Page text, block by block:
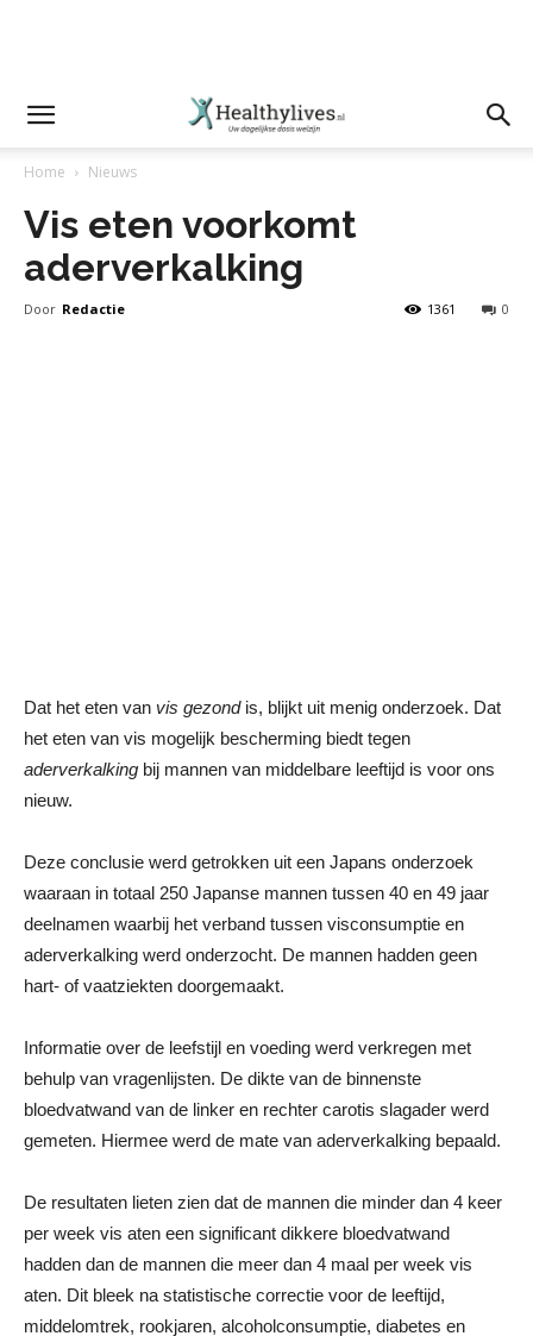
Home Nieuws
Vis eten voorkomt
aderverkalking
Door Redactie 0
1361
Dat het eten van vis gezondis, blijkt uit menig onderzoek. Dat
het eten van vis mogelijk bescherming biedt tegen
aderverkalking bij mannen van middelbare leeftijd is voor ons
nieuw.
Deze conclusie werd getrokken uit een Japans onderzoek
waaraan in totaal 250 Japanse mannen tussen 40 en 49 jaar
deelnamen waarbij het verband tussen visconsumptie en
aderverkalking werd onderzocht. De mannen hadden geen
hart- of vaatziekten doorgemaakt.
Informatie over de leefstijl en voeding werd verkregen met
behulp van vragenlijsten. De dikte van de binnenste
bloedvatwand van de linker en rechter carotis slagader werd
gemeten. Hiermee werd de mate van aderverkalking bepaald.
De resultaten lieten zien dat de mannen die minder dan 4 keer
per week vis aten een significant dikkere bloedvatwand
hadden dan de mannen die meer dan 4 maal per week vis
aten. Dit bleek na statistische correctie voor de leeftijd,
middelomtrek, rookjaren, alcoholconsumptie, diabetes en